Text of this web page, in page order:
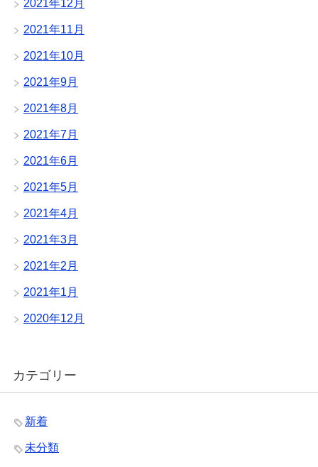
2021年12月
2021年11月
2021年10月
2021年9月
2021年8月
2021年7月
2021年6月
2021年5月
2021年4月
2021年3月
2021年2月
2021年1月
2020年12月
カテゴリー
新着
未分類